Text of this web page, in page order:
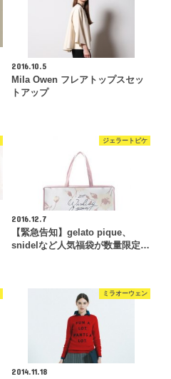
2016.10.5
Mila Owen フレアトップスセッ
トアップ
ジェラートピケ
2016.12.7
【緊急告知】gelato pique、
snidelなど人気福袋が数量限定…
ミラオーウェン
2014.11.18